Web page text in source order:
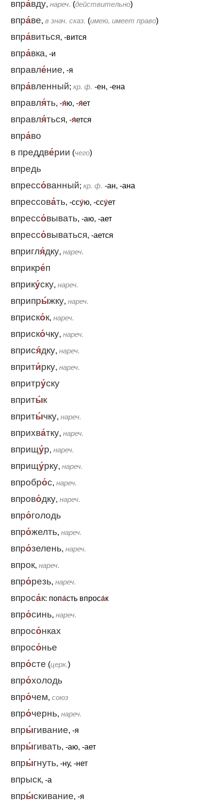
впра́вду, нареч. (действительно)
впра́ве, в знач. сказ. (имею, имеет право)
впра́виться, -вится
впра́вка, -и
вправле́ние, -я
впра́вленный; кр. ф. -ен, -ена
вправля́ть, -я́ю, -я́ет
вправля́ться, -я́ется
впра́во
в преддве́рии (чего)
впредь
впрессо́ванный; кр. ф. -ан, -ана
впрессова́ть, -ссу́ю, -ссу́ет
впрессо́вывать, -аю, -ает
впрессо́вываться, -ается
впригля́дку, нареч.
вприкре́п
вприку́ску, нареч.
вприпры́жку, нареч.
вприско́к, нареч.
вприско́чку, нареч.
вприся́дку, нареч.
вприти́рку, нареч.
впритру́ску
вприты́к
вприты́чку, нареч.
вприхва́тку, нареч.
вприщу́р, нареч.
вприщу́рку, нареч.
впробро́с, нареч.
впрово́дку, нареч.
впро́голодь
впро́желть, нареч.
впро́зелень, нареч.
впрок, нареч.
впро́резь, нареч.
впроса́к: попа́сть впроса́к
впро́синь, нареч.
впросо́нках
впросо́нье
впро́сте (церк.)
впро́холодь
впро́чем, союз
впро́чернь, нареч.
впры́гивание, -я
впры́гивать, -аю, -ает
впры́гнуть, -ну, -нет
впрыск, -а
впры́скивание, -я